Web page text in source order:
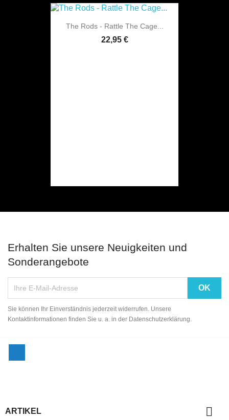
The Rods - Rattle The Cage...
22,95 €
Erhalten Sie unsere Neuigkeiten und
Sonderangebote
Sie können Ihr Einverständnis jederzeit widerrufen. Unsere
Kontaktinformationen finden Sie u. a. in der Datenschutzerklärung.
ARTIKEL 